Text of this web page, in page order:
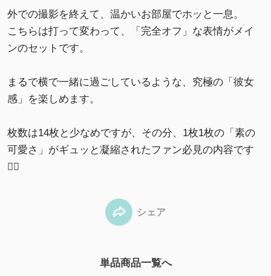
外での撮影を終えて、温かいお部屋でホッと一息。
こちらは打って変わって、「完全オフ」な表情がメイ
ンのセットです。
まるで横で一緒に過ごしているような、究極の「彼女
感」を楽しめます。
枚数は14枚と少なめですが、その分、1枚1枚の「素の
可愛さ」がギュッと凝縮されたファン必見の内容です
❤️‍🔥
シェア
単品商品一覧へ